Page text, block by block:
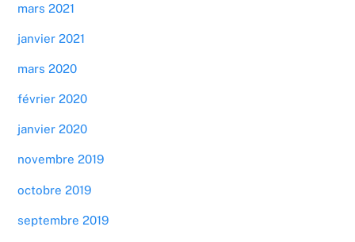
mars 2021
janvier 2021
mars 2020
février 2020
janvier 2020
novembre 2019
octobre 2019
septembre 2019